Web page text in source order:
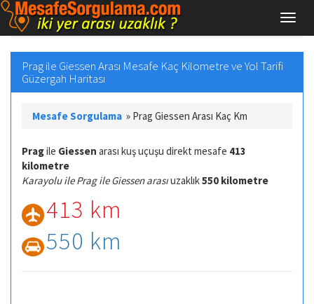
Prag ile Giessen Arası Mesafe Kaç Kilometre ve Yol Tarifi
Güzergah Haritası
Mesafe Sorgulama » Prag Giessen Arası Kaç Km
Pragile Giessen arası kuş uçuşu direkt mesafe 413
kilometre
Karayolu ile Prag ile Giessen arasıuzaklık550 kilometre
413 km
550 km